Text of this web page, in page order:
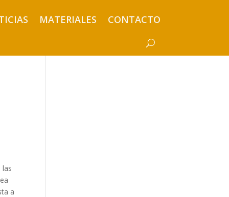
MATERIALES CONTACTO
las
a